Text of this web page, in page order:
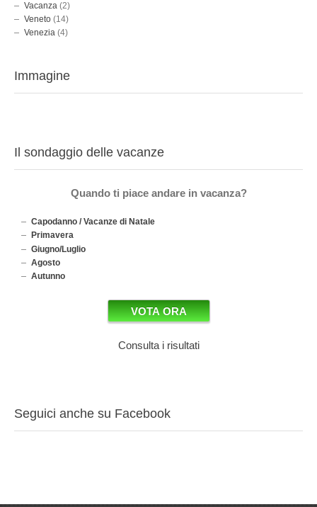
Vacanza (2)
Veneto (14)
Venezia (4)
Immagine
Il sondaggio delle vacanze
Quando ti piace andare in vacanza?
Capodanno / Vacanze di Natale
Primavera
Giugno/Luglio
Agosto
Autunno
Consulta i risultati
Seguici anche su Facebook